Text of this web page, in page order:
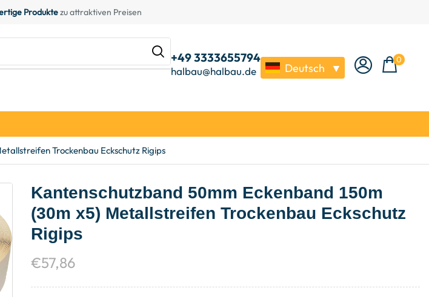
Produktezu attraktiven Preisen
+49 3333655794
halbau@halbau.de Deutsch ▼
0
Trockenbau Eckschutz Rigips
Kantenschutzband 50mm Eckenband 150m
(30m x5) Metallstreifen Trockenbau Eckschutz
Rigips
€57,86